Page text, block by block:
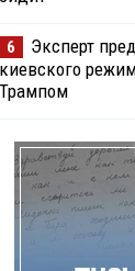
6
Эксперт
киевского
Трампом